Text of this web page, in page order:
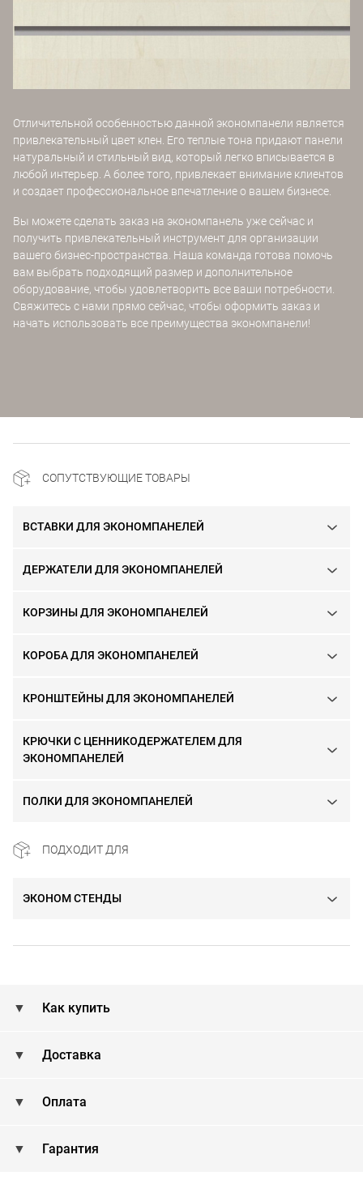
Отличительной особенностью данной экономпанели является
привлекательный цвет клен. Его теплые тона придают панели
натуральный и стильный вид, который легко вписывается в
любой интерьер. А более того, привлекает внимание клиентов
и создает профессиональное впечатление о вашем бизнесе.
Вы можете сделать заказ на экономпанель уже сейчас и
получить привлекательный инструмент для организации
вашего бизнес-пространства. Наша команда готова помочь
вам выбрать подходящий размер и дополнительное
оборудование, чтобы удовлетворить все ваши потребности.
Свяжитесь с нами прямо сейчас, чтобы оформить заказ и
начать использовать все преимущества экономпанели!
СОПУТСТВУЮЩИЕ ТОВАРЫ
ВСТАВКИ ДЛЯ ЭКОНОМПАНЕЛЕЙ
ДЕРЖАТЕЛИ ДЛЯ ЭКОНОМПАНЕЛЕЙ
КОРЗИНЫ ДЛЯ ЭКОНОМПАНЕЛЕЙ
КОРОБА ДЛЯ ЭКОНОМПАНЕЛЕЙ
КРОНШТЕЙНЫ ДЛЯ ЭКОНОМПАНЕЛЕЙ
КРЮЧКИ С ЦЕННИКОДЕРЖАТЕЛЕМ ДЛЯ
ЭКОНОМПАНЕЛЕЙ
ПОЛКИ ДЛЯ ЭКОНОМПАНЕЛЕЙ
ПОДХОДИТ ДЛЯ
ЭКОНОМ СТЕНДЫ
Как купить
Доставка
Оплата
Гарантия